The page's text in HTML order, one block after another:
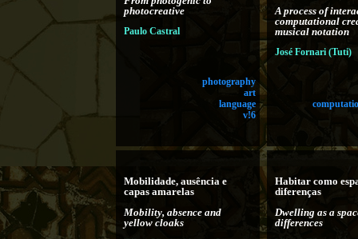
photocreative
Paulo Castral
photography
art
language
v!6
A process of
computational
musical notation
José Fornari (Tuti)
Mobilidade, ausência e
capas amarelas
Mobility, absence and
yellow cloaks
Habitar como
diferenças
Dwelling as a
differences